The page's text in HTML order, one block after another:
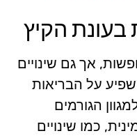
בעונת הקיץ
אך גם שינויים
על הבריאות
הגורמים
כמו שינויים